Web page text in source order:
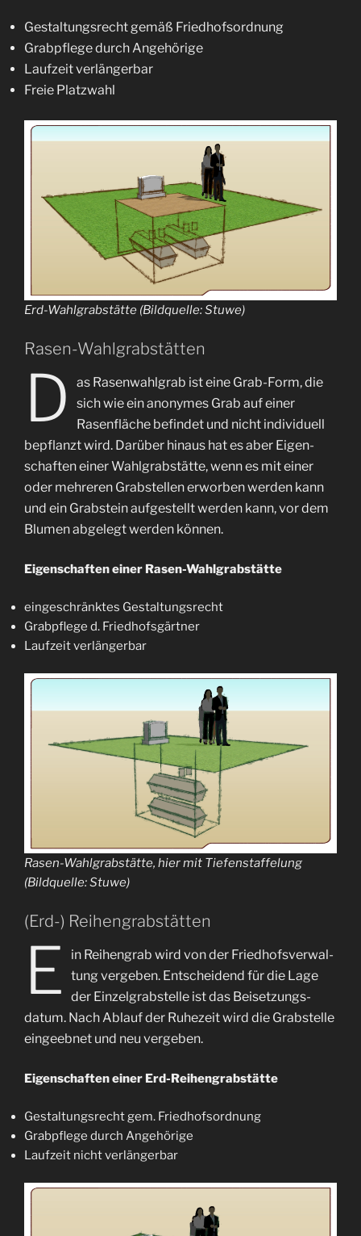
Gestaltungsrecht gemäß Friedhofsordnung
Grabpflege durch Angehörige
Laufzeit verlängerbar
Freie Platzwahl
Erd-Wahlgrabstätte (Bildquelle: Stuwe)
Rasen-Wahlgrabstätten
D
as Rasenwahlgrab ist eine Grab-Form, die
sich wie ein anonymes Grab auf einer
Rasen­fläche befindet und nicht indi­vi­duell
bepflanzt wird. Darüber hinaus hat es aber Eigen­
schaften einer Wahl­grabstätte, wenn es mit einer
oder mehreren Grab­stellen erworben werden kann
und ein Grab­stein auf­ge­stellt werden kann, vor dem
Blumen abgelegt werden können.
Eigenschaften einer Rasen-Wahlgrabstätte
eingeschränktes Gestaltungsrecht
Grabpflege d. Friedhofsgärtner
Laufzeit verlängerbar
Rasen-Wahlgrabstätte, hier mit Tiefenstaffelung
(Bildquelle: Stuwe)
(Erd-) Reihengrabstätten
E
in Reihengrab wird von der Fried­hofs­ver­wal­
tung vergeben. Ent­schei­dend für die Lage
der Einzel­grab­stelle ist das Bei­setzungs­
datum. Nach Ablauf der Ruhe­zeit wird die Grab­stelle
ein­geebnet und neu vergeben.
Eigenschaften einer Erd-Reihengrabstätte
Gestaltungsrecht gem. Friedhofsordnung
Grabpflege durch Angehörige
Laufzeit nicht verlängerbar